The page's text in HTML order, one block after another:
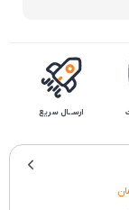
ارســال سریع